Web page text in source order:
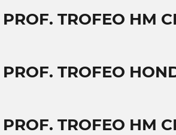
TROFEO HM
PROF. TROFEO
TROFEO HM